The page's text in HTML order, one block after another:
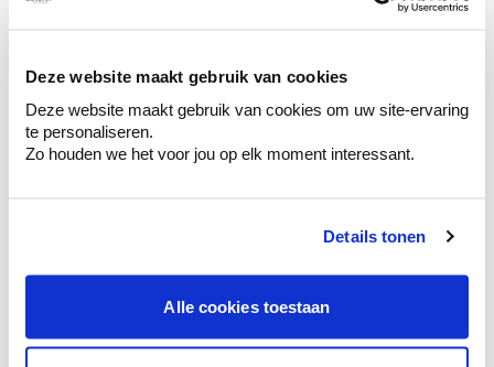
Deze website maakt gebruik van cookies
Deze website maakt gebruik van cookies om uw site-ervaring
te personaliseren.
Zo houden we het voor jou op elk moment interessant.
Details tonen
Alle cookies toestaan
Obtenez des conseils personnalisés sur la
combinaison de couleurs.
Conseil couleur à domicile
l'éclairage et de votre mobilier.